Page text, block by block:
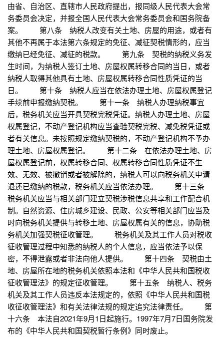
由省、自治区、直辖市人民政府提出，报同级人民代表大会常
务委员会决定，并报全国人民代表大会常务委员会和国务院备
案。 第八条 纳税人改变有关土地、房屋的用途，或者有
其他不再属于本法第六条规定的免征、减征契税情形的，应当
缴纳已经免征、减征的税款。 第九条 契税的纳税义务发
生时间，为纳税人签订土地、房屋权属转移合同的当日，或者
纳税人取得其他具有土地、房屋权属转移合同性质凭证的当
日。 第十条 纳税人应当在依法办理土地、房屋权属登记
手续前申报缴纳契税。 第十一条 纳税人办理纳税事宜
后，税务机关应当开具契税完税凭证。纳税人办理土地、房屋
权属登记，不动产登记机构应当查验契税完税、减免税凭证或
者有关信息。未按照规定缴纳契税的，不动产登记机构不予办
理土地、房屋权属登记。 第十二条 在依法办理土地、房
屋权属登记前，权属转移合同、权属转移合同性质凭证不生
效、无效、被撤销或者被解除的，纳税人可以向税务机关申请
退还已缴纳的税款，税务机关应当依法办理。 第十三条
税务机关应当与相关部门建立契税涉税信息共享和工作配合机
制。自然资源、住房城乡建设、民政、公安等相关部门应当及
时向税务机关提供与转移土地、房屋权属有关的信息，协助税
务机关加强契税征收管理。 税务机关及其工作人员对税收
征收管理过程中知悉的纳税人的个人信息，应当依法予以保
密，不得泄露或者非法向他人提供。 第十四条 契税由土
地、房屋所在地的税务机关依照本法和《中华人民共和国税收
征收管理法》的规定征收管理。 第十五条 纳税人、税务
机关及其工作人员违反本法规定的，依照《中华人民共和国税
收征收管理法》和有关法律法规的规定追究法律责任。 第
十六条 本法自2021年9月1日起施行。1997年7月7日国务院发
布的《中华人民共和国契税暂行条例》同时废止。